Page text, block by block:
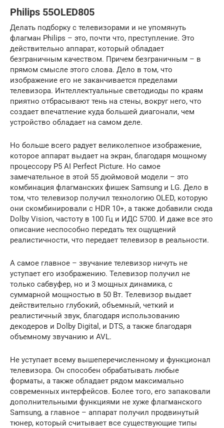
Philips 55OLED805
Делать подборку с телевизорами и не упомянуть
флагман Philips – это, почти что, преступление. Это
действительно аппарат, который обладает
безграничным качеством. Причем безграничным – в
прямом смысле этого слова. Дело в том, что
изображение его не заканчивается пределами
телевизора. Интеллектуальные светодиоды по краям
приятно отбрасывают тень на стены, вокруг него, что
создает впечатление куда большей диагонали, чем
устройство обладает на самом деле.
Но больше всего радует великолепное изображение,
которое аппарат выдает на экран, благодаря мощному
процессору P5 AI Perfect Picture. Но самое
замечательное в этой 55 дюймовой модели – это
комбинация флагманских фишек Samsung и LG. Дело в
том, что телевизор получил технологию OLED, которую
они скомбинировали с HDR 10+, а также добавили сюда
Dolby Vision, частоту в 100 Гц и ИДС 5700. И даже все это
описание неспособно передать тех ощущений
реалистичности, что передает телевизор в реальности.
А самое главное – звучание телевизор ничуть не
уступает его изображению. Телевизор получил не
только сабвуфер, но и 3 мощных динамика, с
суммарной мощностью в 50 Вт. Телевизор выдает
действительно глубокий, объемный, четкий и
реалистичный звук, благодаря использованию
декодеров и Dolby Digital, и DTS, а также благодаря
объемному звучанию и AVL.
Не уступает всему вышеперечисленному и функционал
телевизора. Он способен обрабатывать любые
форматы, а также обладает рядом максимально
современных интерфейсов. Более того, его запаковали
дополнительными функциями не хуже флагманского
Samsung, а главное – аппарат получил продвинутый
тюнер, который считывает все существующие типы